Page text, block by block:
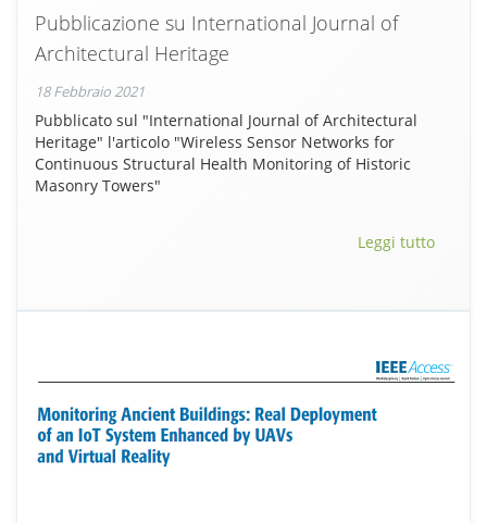
Pubblicazione su International Journal of
Architectural Heritage
18 Febbraio 2021
Pubblicato sul "International Journal of Architectural
Heritage" l'articolo "Wireless Sensor Networks for
Continuous Structural Health Monitoring of Historic
Masonry Towers"
Leggi tutto